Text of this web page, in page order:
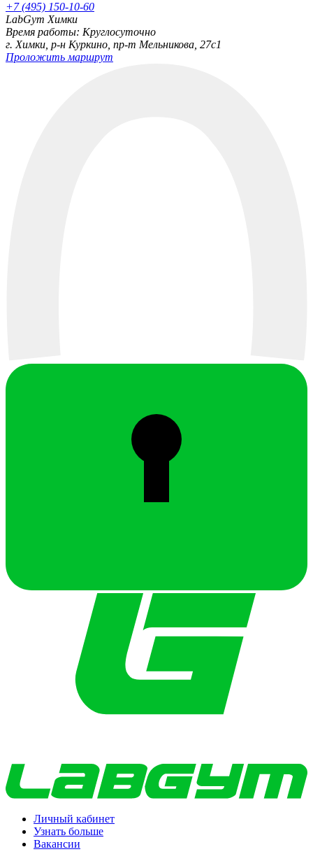
+7 (495) 150-10-60
LabGym Химки
Время работы: Круглосуточно
г. Химки, р-н Куркино, пр-т Мельникова, 27c1
Проложить маршрут
Личный кабинет
Узнать больше
Вакансии